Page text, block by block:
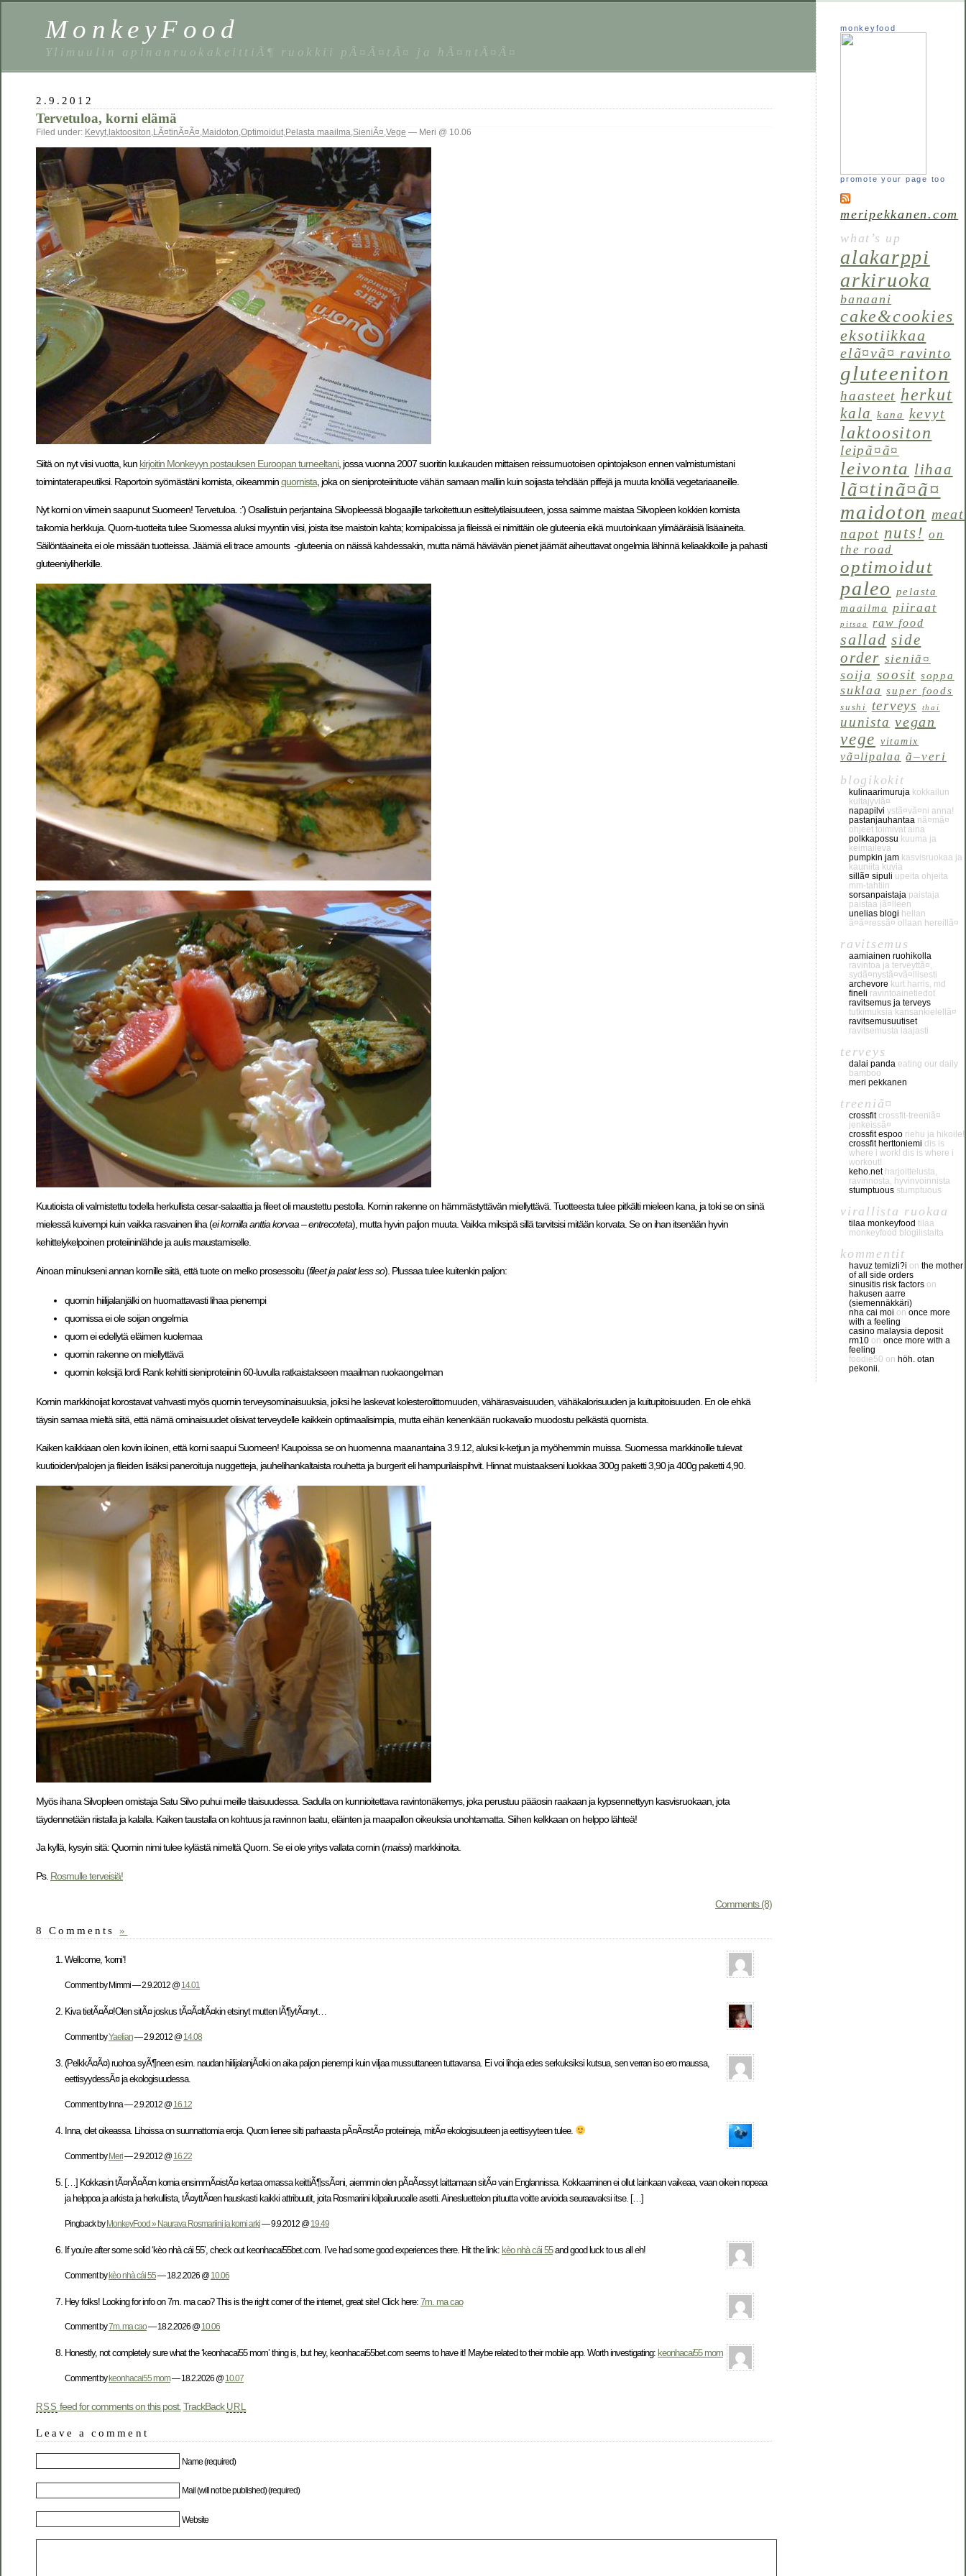
MonkeyFood
Ylimuulin apinanruokakeittiÃ¶ ruokkii pÃ¤Ã¤tÃ¤ ja hÃ¤ntÃ¤Ã¤
2.9.2012
Tervetuloa, korni elämä
Filed under: Kevyt, laktoositon,LÃ¤tinÃ¤Ã¤,Maidoton,Optimoidut,Pelasta maailma,SieniÃ¤,Vege — Meri @ 10.06
Siitä on nyt viisi vuotta, kun kirjoitin Monkeyyn postauksen Euroopan turneeltani, jossa vuonna 2007 suoritin kuukauden mittaisen reissumuotoisen opintojakson ennen valmistumistani
toimintaterapeutiksi. Raportoin syömästäni kornista, oikeamminquornista , joka on sieniproteiinituote vähän samaan malliin kuin soijasta tehdään piffejä ja muuta knölliä vegetariaaneille.
Nyt korni on viimein saapunut Suomeen! Tervetuloa. :’) Osallistuin perjantaina Silvopleessä blogaajille tarkoitettuun esittelytilaisuuteen, jossa saimme maistaa Silvopleen kokkien kornista
taikomia herkkuja. Quorn-tuotteita tulee Suomessa aluksi myyntiin viisi, joista itse maistoin kahta; kornipaloissa ja fileissä ei nimittäin ole gluteenia eikä muutoinkaan ylimääräisiä lisäaineita.
Säilöntäaineita ei ole missään tuotteissa. Jäämiä eli trace amounts -gluteenia on näissä kahdessakin, mutta nämä häviävän pienet jäämät aiheuttavat ongelmia lähinnä keliaakikoille ja pahasti
gluteeniyliherkille.
Kuutioista oli valmistettu todella herkullista cesar-salaattia ja fileet oli maustettu pestolla. Kornin rakenne on hämmästyttävän miellyttävä. Tuotteesta tulee pitkälti mieleen kana, ja toki se on siinä
mielessä kuivempi kuin vaikka rasvainen liha (ei kornilla anttia korvaa – entrecoteta), mutta hyvin paljon muuta. Vaikka miksipä sillä tarvitsisi mitään korvata. Se on ihan itsenään hyvin
kehittelykelpoinen proteiininlähde ja aulis maustamiselle.
Ainoan miinukseni annan kornille siitä, että tuote on melko prosessoitu (fileet ja palat less so). Plussaa tulee kuitenkin paljon:
quornin hiilijalanjälki on huomattavasti lihaa pienempi
quornissa ei ole soijan ongelmia
quorn ei edellytä eläimen kuolemaa
quornin rakenne on miellyttävä
quornin keksijä lordi Rank kehitti sieniproteiinin 60-luvulla ratkaistakseen maailman ruokaongelman
Kornin markkinoijat korostavat vahvasti myös quornin terveysominaisuuksia, joiksi he laskevat kolesterolittomuuden, vähärasvaisuuden, vähäkalorisuuden ja kuitupitoisuuden. En ole ehkä
täysin samaa mieltä siitä, että nämä ominaisuudet olisivat terveydelle kaikkein optimaalisimpia, mutta eihän kenenkään ruokavalio muodostu pelkästä quornista.
Kaiken kaikkiaan olen kovin iloinen, että korni saapui Suomeen! Kaupoissa se on huomenna maanantaina 3.9.12, aluksi k-ketjun ja myöhemmin muissa. Suomessa markkinoille tulevat
kuutioiden/palojen ja fileiden lisäksi paneroituja nuggetteja, jauhelihankaltaista rouhetta ja burgerit eli hampurilaispihvit. Hinnat muistaakseni luokkaa 300g paketti 3,90 ja 400g paketti 4,90.
Myös ihana Silvopleen omistaja Satu Silvo puhui meille tilaisuudessa. Sadulla on kunnioitettava ravintonäkemys, joka perustuu pääosin raakaan ja kypsennettyyn kasvisruokaan, jota
täydennetään riistalla ja kalalla. Kaiken taustalla on kohtuus ja ravinnon laatu, eläinten ja maapallon oikeuksia unohtamatta. Siihen kelkkaan on helppo lähteä!
Ja kyllä, kysyin sitä: Quornin nimi tulee kylästä nimeltä Quorn. Se ei ole yritys vallata cornin (maissi) markkinoita.
Ps. Rosmulle terveisiä!
Comments (8)
8 Comments »
Wellcome, ‘korni’!
Comment by Mimmi — 2.9.2012 @14.01
Kiva tietÃ¤Ã¤!Olen sitÃ¤ joskus tÃ¤Ã¤ltÃ¤kin etsinyt mutten lÃ¶ytÃ¤nyt…
Comment byYaelian— 2.9.2012 @14.08
(PelkkÃ¤Ã¤) ruohoa syÃ¶neen esim. naudan hiilijalanjÃ¤lki on aika paljon pienempi kuin viljaa mussuttaneen tuttavansa. Ei voi lihoja edes serkuksiksi kutsua, sen verran iso ero maussa,
eettisyydessÃ¤ ja ekologisuudessa.
Comment by Inna — 2.9.2012 @16.12
Inna, olet oikeassa. Lihoissa on suunnattomia eroja. Quorn lienee silti parhaasta pÃ¤Ã¤stÃ¤ proteiineja, mitÃ¤ ekologisuuteen ja eettisyyteen tulee.
Comment byMeri— 2.9.2012 @16.22
[…] Kokkasin tÃ¤nÃ¤Ã¤n kornia ensimmÃ¤istÃ¤ kertaa omassa keittiÃ¶ssÃ¤ni, aiemmin olen pÃ¤Ã¤ssyt laittamaan sitÃ¤ vain Englannissa. Kokkaaminen ei ollut lainkaan vaikeaa, vaan oikein nopeaa
ja helppoa ja arkista ja herkullista, tÃ¤yttÃ¤en hauskasti kaikki attribuutit, joita Rosmariini kilpailuruoalle asetti. Ainesluettelon pituutta voitte arvioida seuraavaksi itse. […]
Pingback byMonkeyFood » Naurava Rosmariini ja korni arki— 9.9.2012 @19.49
If you’re after some solid ‘kèo nhà cái 55’, check out keonhacai55bet.com. I’ve had some good experiences there. Hit the link: kèo nhà cái 55and good luck to us all eh!
Comment bykèo nhà cái 55— 18.2.2026 @10.06
Hey folks! Looking for info on 7m. ma cao? This is the right corner of the internet, great site! Click here: 7m. ma cao
Comment by7m. ma cao— 18.2.2026 @10.06
Honestly, not completely sure what the ‘keonhacai55 mom’ thing is, but hey, keonhacai55bet.com seems to have it! Maybe related to their mobile app. Worth investigating: keonhacai55 mom
Comment by keonhacai55 mom— 18.2.2026 @10.07
RSS feed for comments on this post. TrackBack URL
Leave a comment
Name (required)
Mail (will not be published) (required)
Website
monkeyfood
promote your page too
meripekkanen.com
what’s up
alakarppi
arkiruoka
banaani
cake&cookies
eksotiikkaa
elã¤vã¤ ravinto
gluteeniton
haasteet herkut
kala kana kevyt
laktoositon
leipã¤ã¤
leivonta lihaa
lã¤tinã¤ã¤
maidoton meat
napot nuts! on
the road
optimoidut
paleo
pelasta
maailma piiraat
pitsaa raw food
sallad side
order sieniã¤
soija soosit soppa
suklaa super foods
sushi terveys thai
uunista vegan
vege vitamix
vã¤lipalaa ã–veri
blogikokit
kulinaarimuruja kokkailun
kultajyviã¤
napapilvi ystã¤vã¤ni anna!
pastanjauhantaa nã¤mã¤
ohjeet toimivat aina
polkkapossu kuuma ja
keimaileva
pumpkin jam kasvisruokaa ja
kauniita kuvia
sillã¤ sipuli upeita ohjeita
mm-tahtiin
sorsanpaistaja paistaja
paistaa jã¤lleen
unelias blogi hellan
ã¤ã¤ressã¤ ollaan hereillã¤
ravitsemus
aamiainen ruohikolla
ravintoa ja terveyttã¤,
sydã¤nystã¤vã¤llisesti
archevore kurt harris, md
fineli ravintoainetiedot
ravitsemus ja terveys
tutkimuksia kansankielellã¤
ravitsemusuutiset
ravitsemusta laajasti
terveys
dalai panda eating our daily
bamboo
meri pekkanen
treeniã¤
crossfitcrossfit-treeniã¤
jenkeissã¤
crossfit espoo riehu ja hikoile!
crossfit herttoniemi dis is
where i work! dis is where i
workout!
keho.netharjoittelusta,
ravinnosta, hyvinvoinnista
stumptuous stumptuous
virallista ruokaa
tilaa monkeyfood tilaa
monkeyfood blogilistalta
kommentit
havuz temizli?i on the mother
of all side orders
sinusitis risk factors on
hakusen aarre
(siemennäkkäri)
nha cai moi on once more
with a feeling
casino malaysia deposit
rm10 on once more with a
feeling
foodie50 on höh. otan
pekonii.